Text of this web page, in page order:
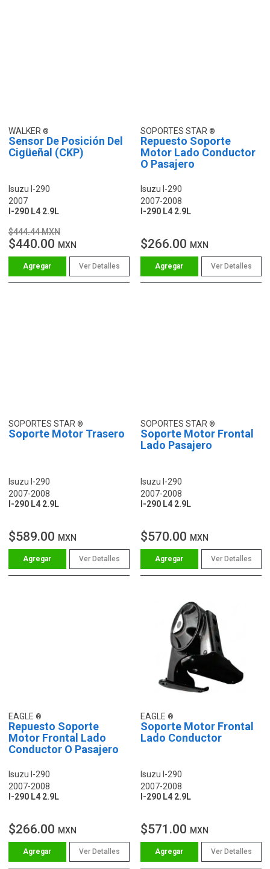
WALKER
Sensor De Posición Del
Cigüeñal (CKP)
Isuzu I-290
2007
I-290 L4 2.9L
$444.44 MXN
$440.00 MXN
Ver Detalles
SOPORTES STAR
Repuesto Soporte
Motor Lado Conductor
O Pasajero
Isuzu I-290
2007-2008
I-290 L4 2.9L
$266.00 MXN
Ver Detalles
SOPORTES STAR
Soporte Motor Trasero
Isuzu I-290
2007-2008
I-290 L4 2.9L
$589.00 MXN
Ver Detalles
SOPORTES STAR
Soporte Motor Frontal
Lado Pasajero
Isuzu I-290
2007-2008
I-290 L4 2.9L
$570.00 MXN
Ver Detalles
EAGLE
Repuesto Soporte
Motor Frontal Lado
Conductor O Pasajero
Isuzu I-290
2007-2008
I-290 L4 2.9L
$266.00 MXN
Ver Detalles
EAGLE
Soporte Motor Frontal
Lado Conductor
Isuzu I-290
2007-2008
I-290 L4 2.9L
$571.00 MXN
Ver Detalles